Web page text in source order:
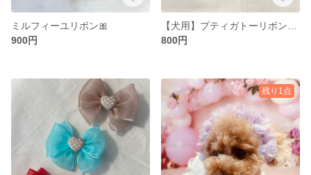
ミルフィーユリボン🎀
900円
800円
残り1点